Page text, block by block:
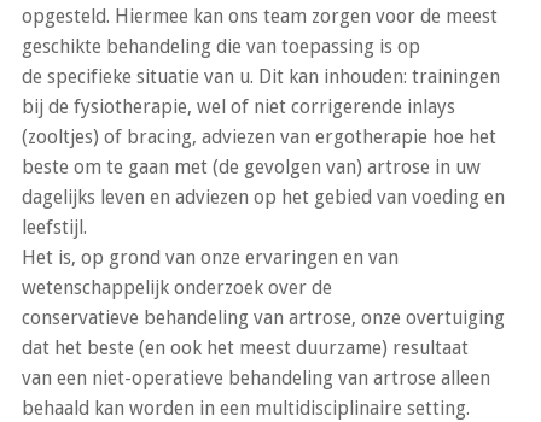
opgesteld. Hiermee kan ons team zorgen voor de meest
geschikte behandeling die van toepassing is op
de specifieke situatie van u. Dit kan inhouden: trainingen
bij de fysiotherapie, wel of niet corrigerende inlays
(zooltjes) of bracing, adviezen van ergotherapie hoe het
beste om te gaan met (de gevolgen van) artrose in uw
dagelijks leven en adviezen op het gebied van voeding en
leefstijl.
Het is, op grond van onze ervaringen en van
wetenschappelijk onderzoek over de
conservatieve behandeling van artrose, onze overtuiging
dat het beste (en ook het meest duurzame) resultaat
van een niet-operatieve behandeling van artrose alleen
behaald kan worden in een multidisciplinaire setting.